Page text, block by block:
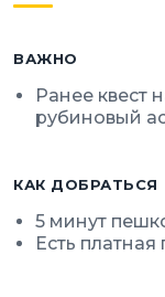
ВАЖНО
Ранее квест
рубиновый
КАК ДОБРАТЬСЯ
5 минут
Есть платная